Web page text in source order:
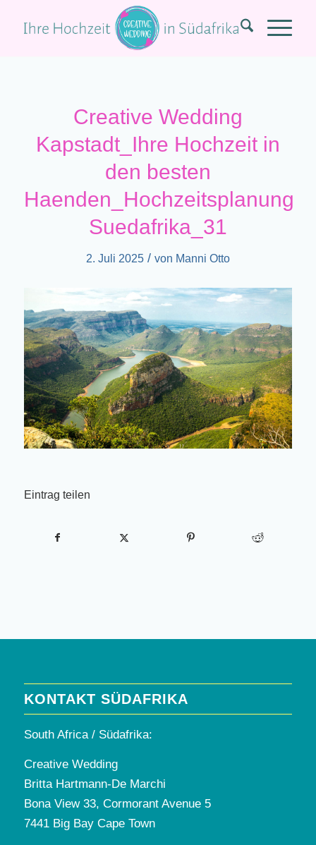
Creative Wedding
Kapstadt_Ihre Hochzeit in
den besten
Haenden_Hochzeitsplanung
Suedafrika_31
2. Juli 2025 / von Manni Otto
Eintrag teilen
KONTAKT SÜDAFRIKA
South Africa / Südafrika:
Creative Wedding
Britta Hartmann-De Marchi
Bona View 33, Cormorant Avenue 5
7441 Big Bay Cape Town